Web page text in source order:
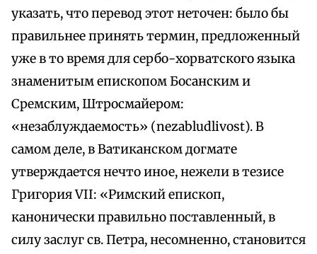
указать, что перевод этот неточен: было бы
правильнее принять термин, предложенный
уже в то время для сербо-хорватского языка
знаменитым епископом Босанским и
Сремским, Штросмайером:
«незаблуждаемость» (nezabludlivost). В
самом деле, в Ватиканском догмате
утверждается нечто иное, нежели в тезисе
Григория VII: «Римский епископ,
канонически правильно поставленный, в
силу заслуг св. Петра, несомненно, становится